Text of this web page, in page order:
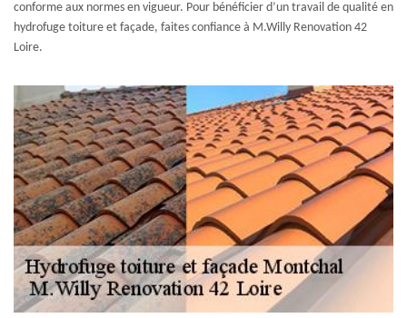
conforme aux normes en vigueur. Pour bénéficier d’un travail de qualité en
hydrofuge toiture et façade, faites confiance à M.Willy Renovation 42
Loire.